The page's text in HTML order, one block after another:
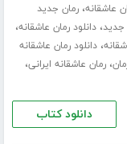
عاشقانه،رمان جدید
جدید،دانلود رمان عاشقانه،
،دانلود رمان عاشقانه
،رمان عاشقانه ایرانی،
دانلود کتاب